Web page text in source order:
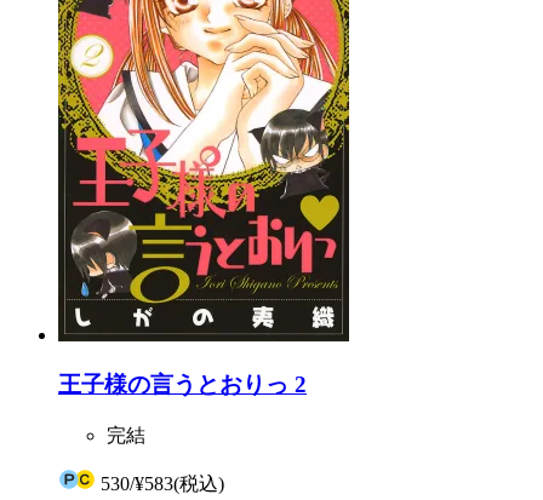
王子様の言うとおりっ 2
完結
530/¥583(税込)